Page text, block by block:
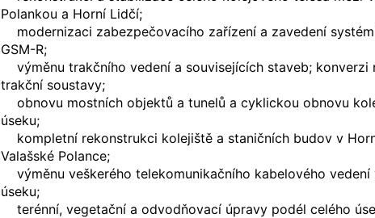
Polankou a Horní Lidčí;
modernizaci zabezpečovacího zařízení a zavedení
GSM-R;
výměnu trakčního vedení a souvisejících staveb; konverzi
trakční soustavy;
obnovu mostních objektů a tunelů a cyklickou obnovu
úseku;
kompletní rekonstrukci kolejiště a staničních budov v
Valašské Polance;
výměnu veškerého telekomunikačního kabelového vedení
úseku;
terénní, vegetační a odvodňovací úpravy podél celého